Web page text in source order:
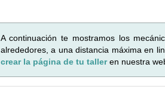
A continuación te mostramos los
alrededores, a una distancia máxima en
crear la página de tu talleren nuestra